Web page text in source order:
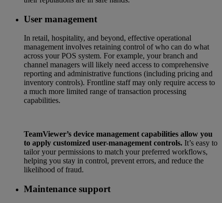
User management
In retail, hospitality, and beyond, effective operational
management involves retaining control of who can do what
across your POS system. For example, your branch and
channel managers will likely need access to comprehensive
reporting and administrative functions (including pricing and
inventory controls). Frontline staff may only require access to
a much more limited range of transaction processing
capabilities.
TeamViewer’s device management capabilities allow you
to apply customized user-management controls. It’s easy to
tailor your permissions to match your preferred workflows,
helping you stay in control, prevent errors, and reduce the
likelihood of fraud.
Maintenance support